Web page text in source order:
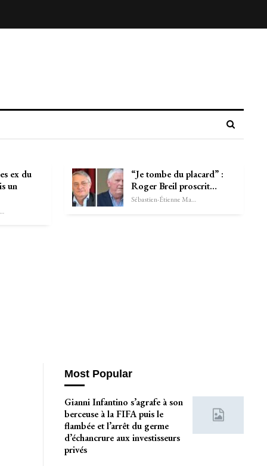
ex du
un
Sébastien-Étienne Marechal
“Je tombe du placard” :
Roger Breil proscrit…
Sébastien-Étienne Marechal
Most Popular
Gianni Infantino s’agrafe à son
berceuse à la FIFA puis le
flambée et l’arrêt du germe
d’échancrure aux investisseurs
privés